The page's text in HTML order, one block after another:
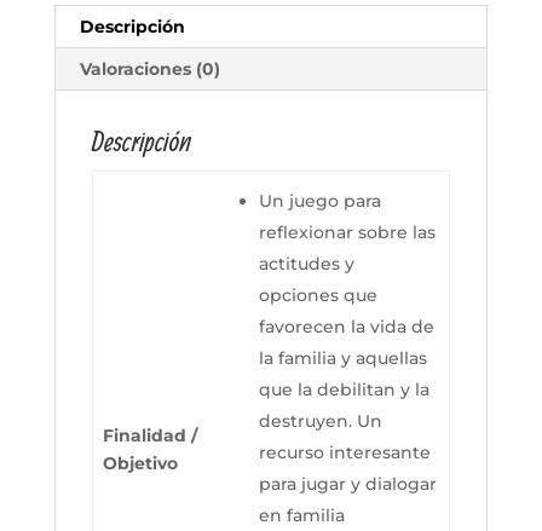
Descripción
Valoraciones (0)
Descripción
Finalidad /
Objetivo
Un juego para
reflexionar sobre las
actitudes y
opciones que
favorecen la vida de
la familia y aquellas
que la debilitan y la
destruyen. Un
recurso interesante
para jugar y dialogar
en familia